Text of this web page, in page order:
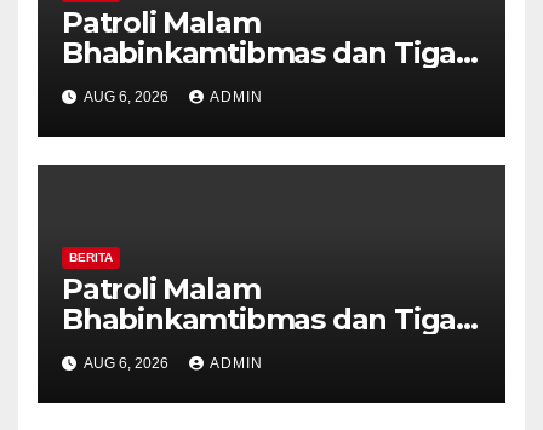
Patroli Malam
Bhabinkamtibmas dan Tiga
Pilar Kelurahan Ungaran
Perkuat Kamtibmas, Warga
Diajak Aktifkan Ronda
AUG 6, 2026 ADMIN
BERITA
Patroli Malam
Bhabinkamtibmas dan Tiga
Pilar Kelurahan Ungaran
Perkuat Kamtibmas, Warga
Diajak Aktifkan Ronda
AUG 6, 2026 ADMIN